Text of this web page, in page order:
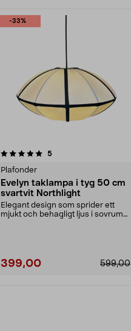
-33%
5recensioner
Plafonder
Evelyn taklampa i tyg 50 cm
svartvit Northlight
Elegant design som sprider ett
mjukt och behagligt ljus i sovrum
399,00 599,00
4.5 av 5 stjärnor